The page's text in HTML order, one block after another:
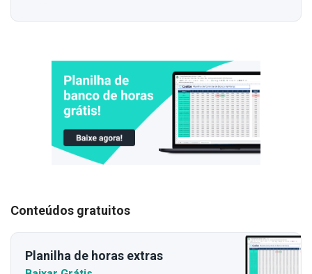
Conteúdos gratuitos
Planilha de horas extras